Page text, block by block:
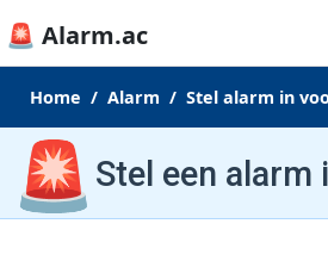
🚨 Alarm.ac
Home Alarm Stel alarm in
🚨 Stel een alarm